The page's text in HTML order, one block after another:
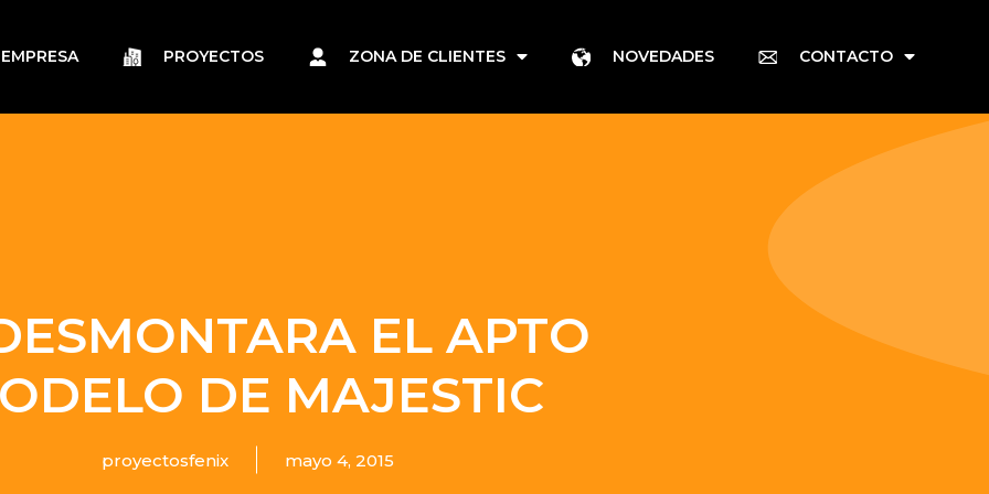
EMPRESA PROYECTOS ZONA DE CLIENTES NOVEDADES CONTACTO
EL APTO
DE MAJESTIC
proyectosfenix mayo 4, 2015